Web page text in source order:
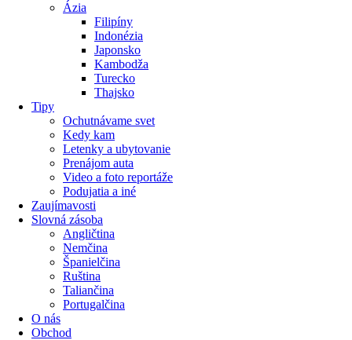
Ázia
Filipíny
Indonézia
Japonsko
Kambodža
Turecko
Thajsko
Tipy
Ochutnávame svet
Kedy kam
Letenky a ubytovanie
Prenájom auta
Video a foto reportáže
Podujatia a iné
Zaujímavosti
Slovná zásoba
Angličtina
Nemčina
Španielčina
Ruština
Taliančina
Portugalčina
O nás
Obchod